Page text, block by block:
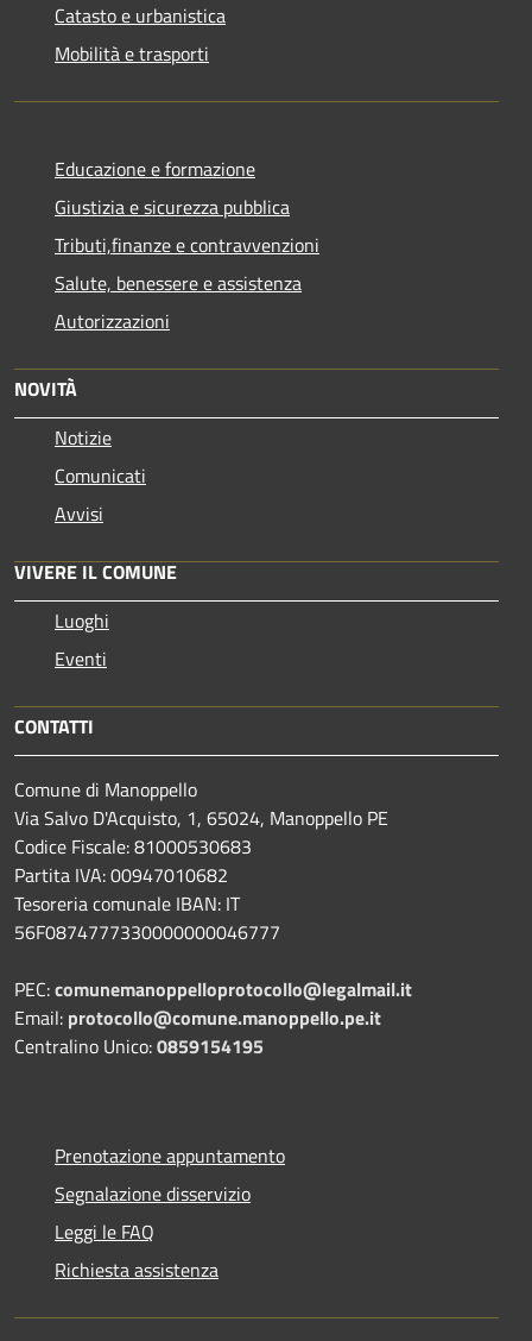
Catasto e urbanistica
Mobilità e trasporti
Educazione e formazione
Giustizia e sicurezza pubblica
Tributi,finanze e contravvenzioni
Salute, benessere e assistenza
Autorizzazioni
NOVITÀ
Notizie
Comunicati
Avvisi
VIVERE IL COMUNE
Luoghi
Eventi
CONTATTI
Comune di Manoppello
Via Salvo D'Acquisto, 1, 65024, Manoppello PE
Codice Fiscale: 81000530683
Partita IVA: 00947010682
Tesoreria comunale IBAN: IT
56F0874777330000000046777
PEC:comunemanoppelloprotocollo@legalmail.it
Email: protocollo@comune.manoppello.pe.it
Centralino Unico:0859154195
Prenotazione appuntamento
Segnalazione disservizio
Leggi le FAQ
Richiesta assistenza